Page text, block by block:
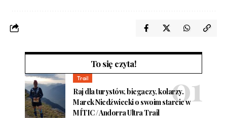
To się czyta!
Trail
Raj dla turystów, biegaczy, kolarzy.
Marek Niedźwiecki o swoim starcie w
MÍTIC / Andorra Ultra Trail